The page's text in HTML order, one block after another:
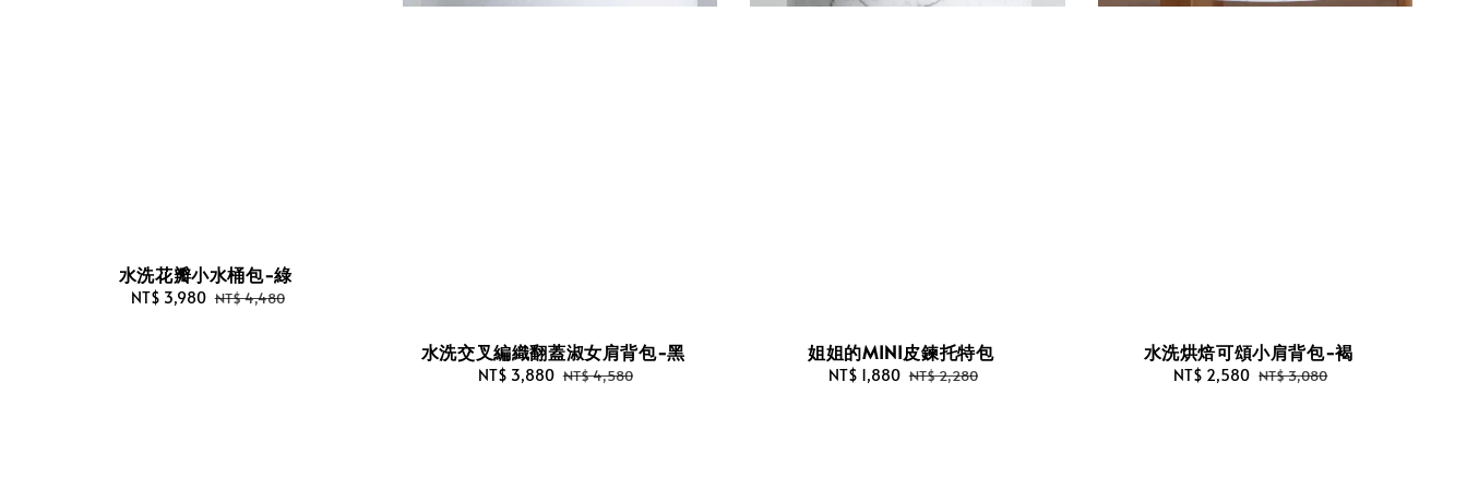
水洗花瓣小水桶包-綠
Sale
NT$ 3,980 Regular
NT$ 4,480
水洗交叉編織翻蓋淑女肩背包-黑
Sale
NT$ 3,880 Regular
NT$ 4,580
姐姐的MINI皮鍊托特包
Sale
NT$ 1,880 Regular
NT$ 2,280
水洗烘焙可頌小肩背包-褐
Sale
NT$ 2,580 Regular
NT$ 3,080